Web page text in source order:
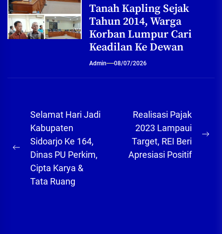
Tanah Kapling Sejak
Tahun 2014, Warga
Korban Lumpur Cari
Keadilan Ke Dewan
Admin 08/07/2026
Navigasi
pos
Previous
post:
Selamat Hari Jadi
Kabupaten
Sidoarjo Ke 164,
Dinas PU Perkim,
Cipta Karya &
Tata Ruang
Realisasi Pajak
2023 Lampaui
Target, REI Beri
Apresiasi Positif